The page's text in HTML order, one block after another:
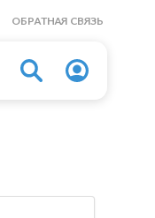
ОБРАТНАЯ СВЯЗЬ